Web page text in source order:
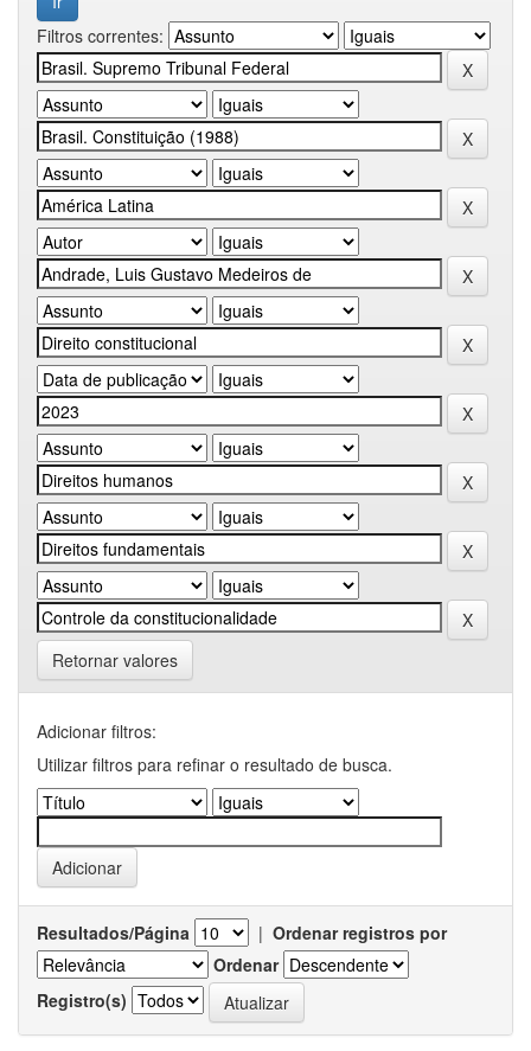
Filtros correntes:
Retornar valores
Adicionar filtros:
Utilizar filtros para refinar o resultado de busca.
Resultados/Página | Ordenar registros por
Ordenar
Registro(s)